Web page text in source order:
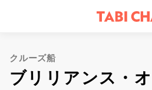
クルーズ船
ブリリアンス・